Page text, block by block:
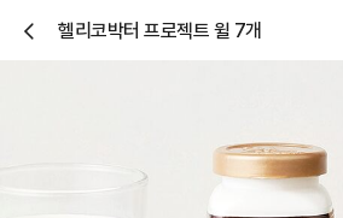
닫
헬리코박터 프로젝트 윌 7개